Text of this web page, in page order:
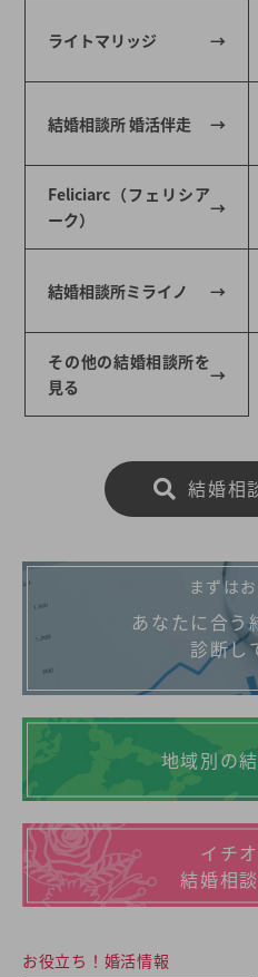
ライトマリッジ
結婚相談所 婚活伴走
Feliciarc（フェリシア
ーク）
結婚相談所ミライノ
その他の結婚相談所を
見る
結婚相
まずは
あなたに合う
診断し
地域別の
イチ
結婚相
お役立ち！婚活情報